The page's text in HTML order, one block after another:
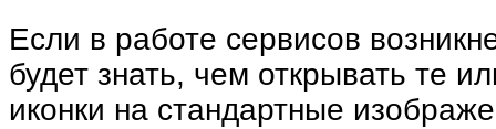
Если в работе сервисов
будет знать, чем открывать те
иконки на стандартные